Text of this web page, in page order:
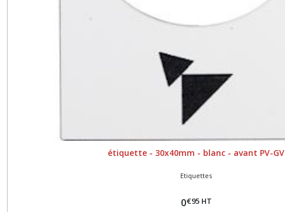
étiquette - 30x40mm - blanc - avant PV-GV
Etiquettes
0€95 HT